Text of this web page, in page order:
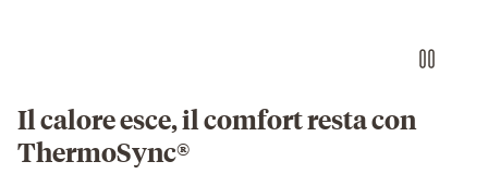
Il calore esce, il comfort resta con
ThermoSync®